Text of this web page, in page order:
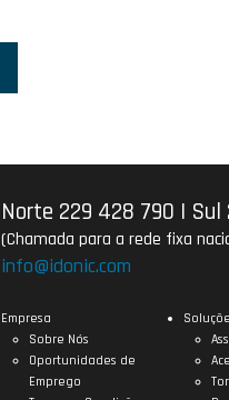
Norte 229 428 790 | Sul
(Chamada para a rede fixa
info@idonic.com
Empresa
Sobre Nós
Oportunidades de
Emprego